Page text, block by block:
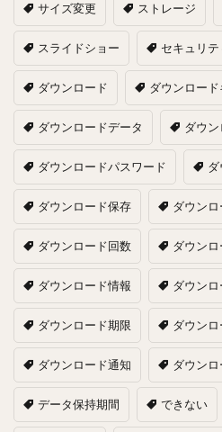
サイズ変更 ストレージ
スライドショー セキュリテ
ダウンロード ダウンロード
ダウンロードデータ ダウ
ダウンロードパスワード
ダウンロード保存 ダウン
ダウンロード回数 ダウン
ダウンロード情報 ダウン
ダウンロード期限 ダウン
ダウンロード通知 ダウン
データ保持期間 できない